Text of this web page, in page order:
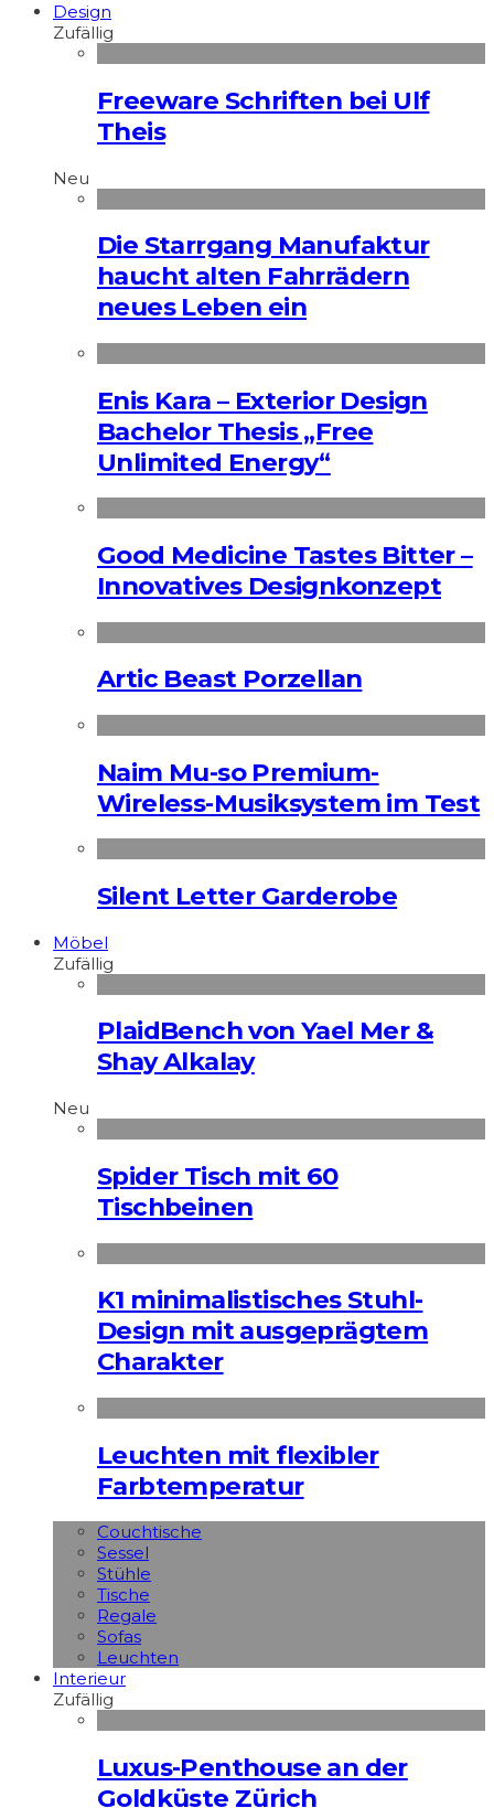
Design
Zufällig
Freeware Schriften bei Ulf
Theis
Neu
Die Starrgang Manufaktur
haucht alten Fahrrädern
neues Leben ein
Enis Kara – Exterior Design
Bachelor Thesis „Free
Unlimited Energy“
Good Medicine Tastes Bitter –
Innovatives Designkonzept
Artic Beast Porzellan
Naim Mu-so Premium-
Wireless-Musiksystem im Test
Silent Letter Garderobe
Möbel
Zufällig
PlaidBench von Yael Mer &
Shay Alkalay
Neu
Spider Tisch mit 60
Tischbeinen
K1 minimalistisches Stuhl-
Design mit ausgeprägtem
Charakter
Leuchten mit flexibler
Farbtemperatur
Couchtische
Sessel
Stühle
Tische
Regale
Sofas
Leuchten
Interieur
Zufällig
Luxus-Penthouse an der
Goldküste Zürich